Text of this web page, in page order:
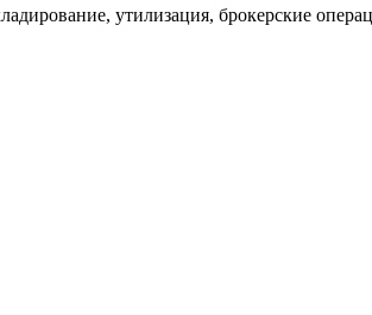
утилизация, брокерские